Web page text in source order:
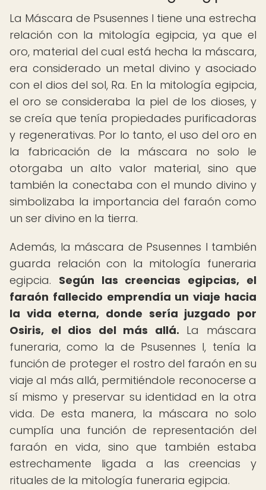
La Máscara de Psusennes I tiene una estrecha
relación con la mitología egipcia, ya que el
oro, material del cual está hecha la máscara,
era considerado un metal divino y asociado
con el dios del sol, Ra. En la mitología egipcia,
el oro se consideraba la piel de los dioses, y
se creía que tenía propiedades purificadoras
y regenerativas. Por lo tanto, el uso del oro en
la fabricación de la máscara no solo le
otorgaba un alto valor material, sino que
también la conectaba con el mundo divino y
simbolizaba la importancia del faraón como
un ser divino en la tierra.
Además, la máscara de Psusennes I también
guarda relación con la mitología funeraria
egipcia. Según las creencias egipcias, el
faraón fallecido emprendía un viaje hacia
la vida eterna, donde sería juzgado por
Osiris, el dios del más allá. La máscara
funeraria, como la de Psusennes I, tenía la
función de proteger el rostro del faraón en su
viaje al más allá, permitiéndole reconocerse a
sí mismo y preservar su identidad en la otra
vida. De esta manera, la máscara no solo
cumplía una función de representación del
faraón en vida, sino que también estaba
estrechamente ligada a las creencias y
rituales de la mitología funeraria egipcia.